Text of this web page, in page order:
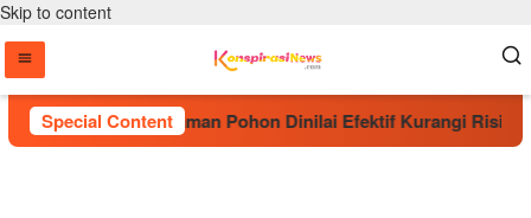
Skip to content
Special Content
Sebut Penanaman Pohon Dinilai Efektif Kurangi Risiko